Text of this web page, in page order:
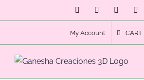
to
FacebookInstagramEmail
My Account CART